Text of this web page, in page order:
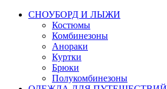
СНОУБОРД И ЛЫЖИ
Костюмы
Комбинезоны
Анораки
Куртки
Брюки
Полукомбинезоны